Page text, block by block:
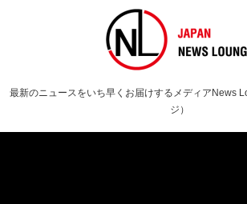
最新のニュースをいち早くお届けするメディアNews
ジ）